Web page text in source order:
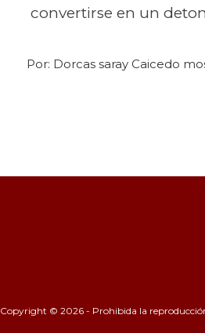
convertirse en un
Por: Dorcas saray Caicedo
Copyright © 2026 - Prohibida la